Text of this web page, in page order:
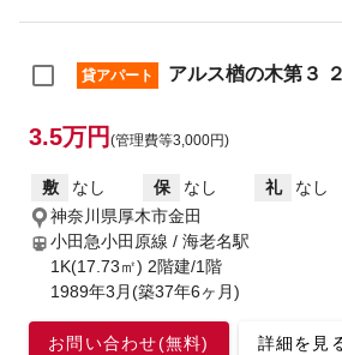
貸アパート アルス楢の木第３
3.5万円 (管理費等3,000円)
敷 なし 保 なし 礼
なし
神奈川県厚木市金田
小田急小田原線 / 海老名駅
1K(17.73㎡) 2階建/1階
1989年3月(築37年6ヶ月)
お問い合わせ(無料) 詳細を見